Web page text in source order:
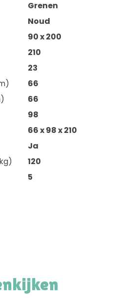
Grenen
Noud
90 x 200
210
23
66
66
98
66 x 98 x 210
Ja
120
5